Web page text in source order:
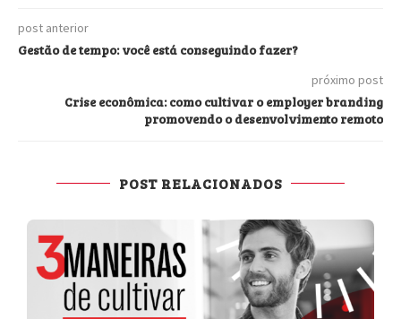
post anterior
Gestão de tempo: você está conseguindo fazer?
próximo post
Crise econômica: como cultivar o employer branding
promovendo o desenvolvimento remoto
POST RELACIONADOS